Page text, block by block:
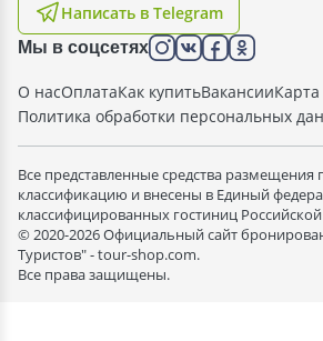
Написать в Telegram
Мы в соцсетях
О насОплатаКак купитьВакансииКарта
Политика обработки персональных
Все представленные средства
классификацию и внесены в Единый
классифицированных гостиниц
© 2020-2026 Официальный сайт
Туристов" - tour-shop.com.
Все права защищены.